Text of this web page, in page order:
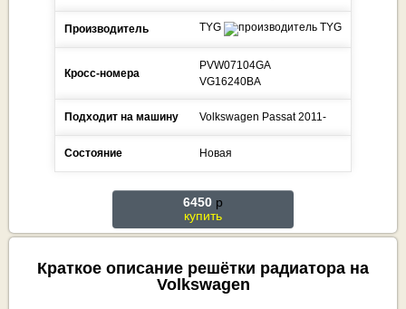
Производитель TYG
Кросс-номера
PVW07104GA
VG16240BA
Подходит на машину Volkswagen Passat 2011-
Состояние Новая
6450 p
купить
Краткое описание решётки радиатора на
Volkswagen